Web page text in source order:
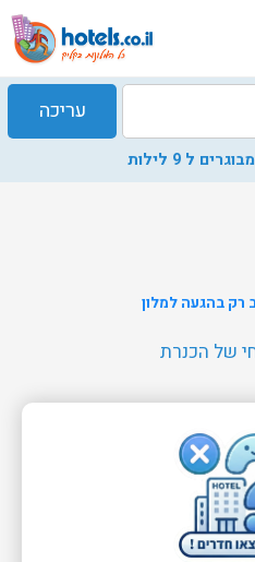
עריכה
רק בהגעה למלון
של הכנרת